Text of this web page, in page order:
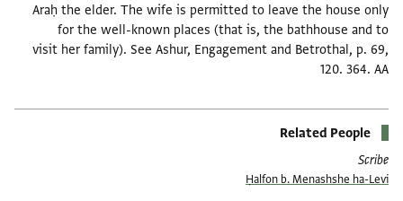
Araḥ the elder. The wife is permitted to leave the house only
for the well-known places (that is, the bathhouse and to
visit her family). See Ashur, Engagement and Betrothal, p. 69,
120. 364. AA
Related People
Scribe
Ḥalfon b. Menashshe ha-Levi